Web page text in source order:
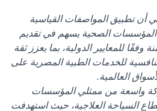
أن تطبيق المواصفات القياسية
المؤسسات الصحية يسهم في تقديم
للمعايير الدولية، بما يعزز ثقة
للخدمات الطبية المصرية على
العالمية.
واسعة من ممثلي المؤسسات
السياحة العلاجية، حيث استهدفت